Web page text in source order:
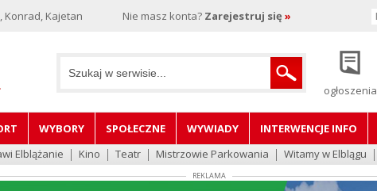
Konrad, Kajetan Nie masz konta? Zarejestruj się »
ogłoszenia
WYBORY SPOŁECZNE WYWIADY INTERWENCJE INFO
Elblążanie Kino Teatr Mistrzowie Parkowania Witamy w Elblągu
REKLAMA